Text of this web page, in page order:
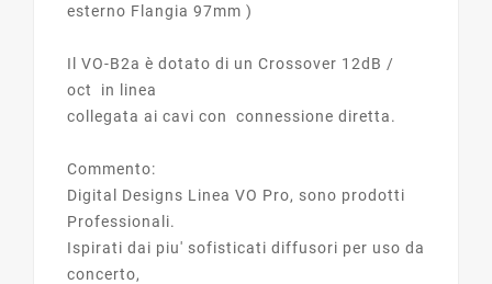
esterno Flangia 97mm )
Il VO-B2a è dotato di un Crossover 12dB /
oct in linea
collegata ai cavi con connessione diretta.
Commento:
Digital Designs Linea VO Pro, sono prodotti
Professionali.
Ispirati dai piu' sofisticati diffusori per uso da
concerto,